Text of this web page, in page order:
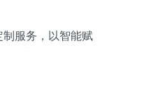
服务，以智能赋